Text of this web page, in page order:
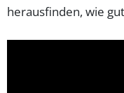
herausfinden, wie